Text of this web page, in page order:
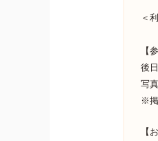
＜
【
後
写
※
【